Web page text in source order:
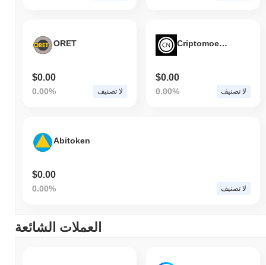
ORET
$0.00
0.00% لا تصنيف
CriptomoedaNews
$0.00
0.00% لا تصنيف
Abitoken
$0.00
0.00% لا تصنيف
العملات الشائعة